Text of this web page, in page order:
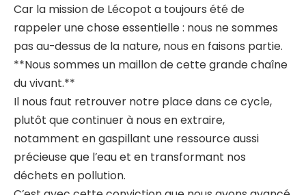
Car la mission de Lécopot a toujours été de
rappeler une chose essentielle : nous ne sommes
pas au-dessus de la nature, nous en faisons partie.
**Nous sommes un maillon de cette grande chaîne
du vivant.**
Il nous faut retrouver notre place dans ce cycle,
plutôt que continuer à nous en extraire,
notamment en gaspillant une ressource aussi
précieuse que l’eau et en transformant nos
déchets en pollution.